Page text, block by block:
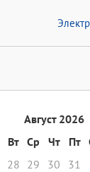
Август 2026
Вт Ср Чт Пт
28 29 30 31